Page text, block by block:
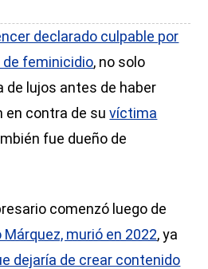
declarado culpable por
feminicidio, no solo
de lujos antes de haber
en contra de suvíctima
fue dueño de
comenzó luego de
Márquez, murió en 2022, ya
dejaría de crear contenido